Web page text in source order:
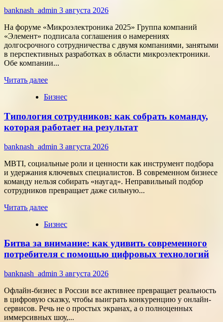
онлайн-
banknash_admin 3 августа 2026
На форуме «Микроэлектроника 2025» Группа компаний
«Элемент» подписала соглашения о намерениях
долгосрочного сотрудничества с двумя компаниями, занятыми
в перспективных разработках в области микроэлектроники.
Обе компании...
Читать далееПрочитать
о
компаний
«Элемент»
развивает
сотрудничество
с
разработки
в
области
микроэлектроники
Бизнес
Типология сотрудников: как собрать команду,
которая работает на результат
banknash_admin 3 августа 2026
MBTI, социальные роли и ценности как инструмент подбора
и удержания ключевых специалистов. В современном бизнесе
команду нельзя собирать «наугад». Неправильный подбор
сотрудников превращает даже сильную...
Читать далееПрочитать
о
сотрудников:
как
собрать
команду,
которая
работает
на
результат
Бизнес
Битва за внимание: как удивить современного
потребителя с помощью цифровых технологий
banknash_admin 3 августа 2026
Офлайн-бизнес в России все активнее превращает реальность
в цифровую сказку, чтобы выиграть конкуренцию у онлайн-
сервисов. Речь не о простых экранах, а о полноценных
иммерсивных шоу,...